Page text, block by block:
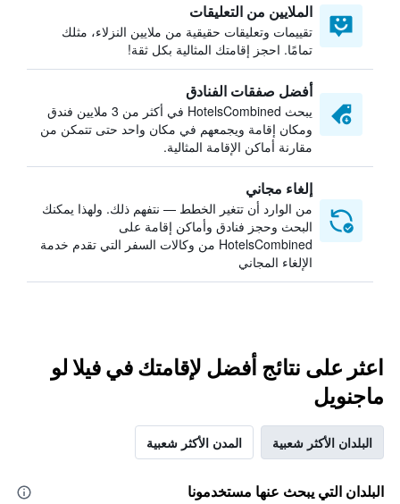
الملايين من التعليقات
تقييمات وتعليقات حقيقية من ملايين النزلاء، مثلك
تمامًا. احجز إقامتك المثالية بكل ثقة!
أفضل صفقات الفنادق
يبحث HotelsCombined في أكثر من 3 ملايين فندق
ومكان إقامة ويجمعهم في مكان واحد حتى تتمكن من
مقارنة أماكن الإقامة المثالية.
إلغاء مجاني
من الوارد أن تتغير الخطط — نتفهم ذلك. ولهذا يمكنك
البحث وحجز فنادق وأماكن إقامة على
HotelsCombined من وكالات السفر التي تقدم خدمة
الإلغاء المجاني
اعثر على نتائج أفضل لإقامتك في فيلا لو
ماجنويل
البلدان الأكثر شعبية المدن الأكثر شعبية
البلدان التي يبحث عنها مستخدمونا